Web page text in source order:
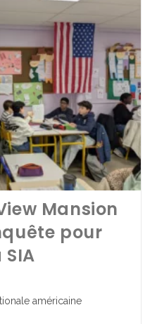
Mansion
pour
américaine
à Saint
LGT Lycée Pro